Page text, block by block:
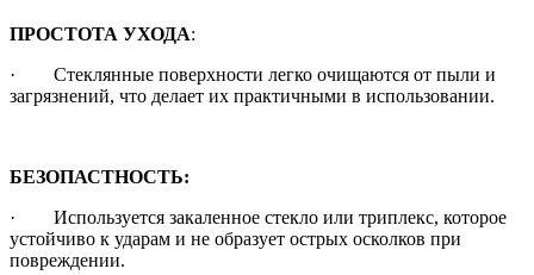
ПРОСТОТА УХОДА:
· Стеклянные поверхности легко очищаются от пыли и
загрязнений, что делает их практичными в использовании.
БЕЗОПАСТНОСТЬ:
· Используется закаленное стекло или триплекс, которое
устойчиво к ударам и не образует острых осколков при
повреждении.